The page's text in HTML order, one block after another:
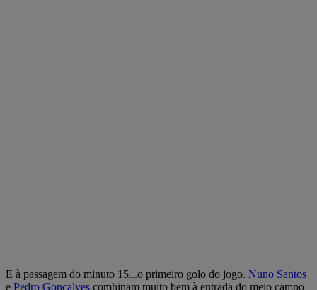
E à passagem do minuto 15...o primeiro golo do jogo. Nuno Santos
e Pedro Gonçalves combinam muito bem à entrada do meio campo